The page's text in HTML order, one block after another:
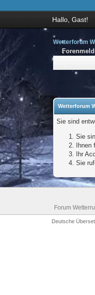
Hallo, Gast!
Wetterforum
Wetterforum
Sie sind
Sie
Ihr
Sie
Forum
Deutsche